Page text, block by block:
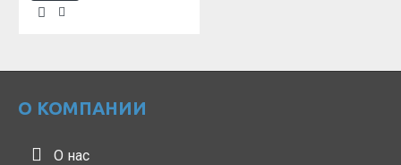
О КОМПАНИИ
О нас